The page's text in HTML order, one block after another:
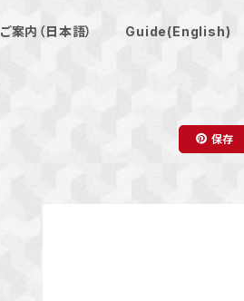
ご案内（日本語） Guide(English)
保存